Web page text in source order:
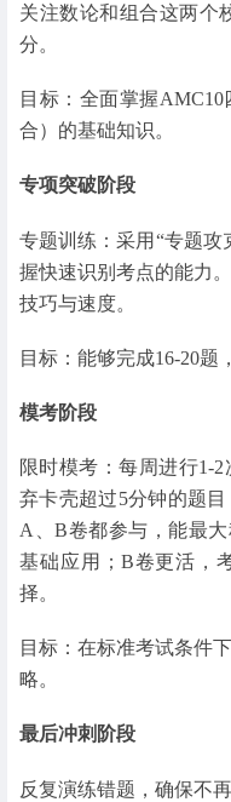
关注数论和组合这两个
分。
目标：全面掌握
合）的基础知识。
专项突破阶段
专题训练：采用“专题攻
握快速识别考点的能力
技巧与速度。
目标：能够完成16-20题
模考阶段
限时模考：每周进行1-
弃卡壳超过5分钟的题
A、B卷都参与，能最
基础应用；B卷更活，
择。
目标：在标准考试条件
略。
最后冲刺阶段
反复演练错题，确保不